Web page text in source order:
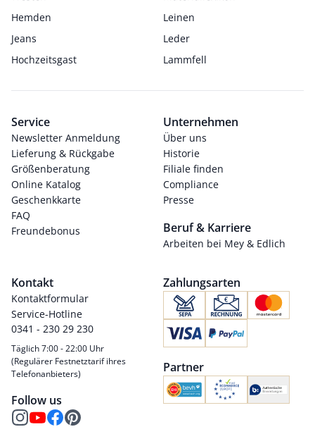
Hemden
Leinen
Jeans
Leder
Hochzeitsgast
Lammfell
Service
Newsletter Anmeldung
Lieferung & Rückgabe
Größenberatung
Online Katalog
Geschenkkarte
FAQ
Freundebonus
Unternehmen
Über uns
Historie
Filiale finden
Compliance
Presse
Beruf & Karriere
Arbeiten bei Mey & Edlich
Kontakt
Kontaktformular
Service-Hotline
0341 - 230 29 230
Täglich 7:00 - 22:00 Uhr
(Regulärer Festnetztarif ihres
Telefonanbieters)
Follow us
Zahlungsarten
Partner